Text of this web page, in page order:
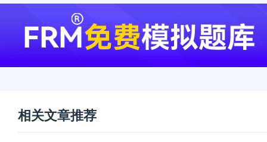
相关文章推荐